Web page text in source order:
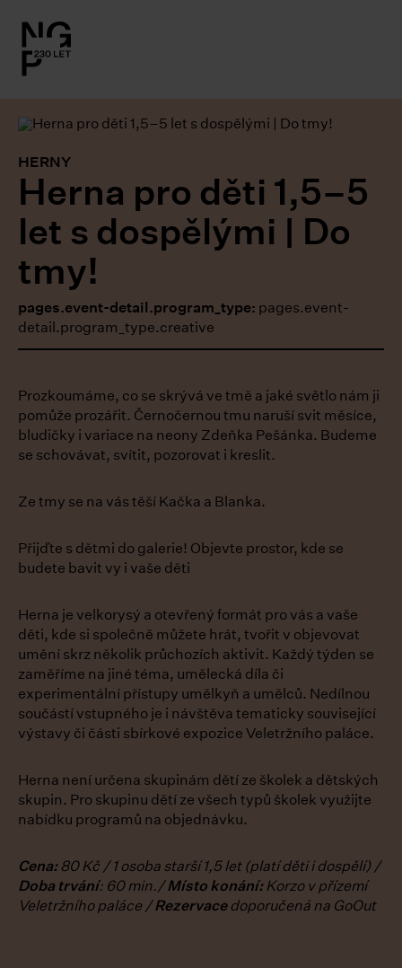
HERNY
Herna pro děti 1,5–5
let s dospělými | Do
tmy!
pages.event-detail.program_type: pages.event-
detail.program_type.creative
Prozkoumáme, co se skrývá ve tmě a jaké světlo nám ji
pomůže prozářit. Černočernou tmu naruší svit měsíce,
bludičky i variace na neony Zdeňka Pešánka. Budeme
se schovávat, svítit, pozorovat i kreslit.
Ze tmy se na vás těší Kačka a Blanka.
Přijďte s dětmi do galerie! Objevte prostor, kde se
budete bavit vy i vaše děti
Herna je velkorysý a otevřený formát pro vás a vaše
děti, kde si společně můžete hrát, tvořit v objevovat
umění skrz několik průchozích aktivit. Každý týden se
zaměříme na jiné téma, umělecká díla či
experimentální přístupy umělkyň a umělců. Nedílnou
součástí vstupného je i návštěva tematicky související
výstavy či části sbírkové expozice Veletržního paláce.
Herna není určena skupinám dětí ze školek a dětských
skupin. Pro skupinu dětí ze všech typů školek využijte
nabídku programů na objednávku.
Cena:80 Kč / 1 osoba starší 1,5 let (platí děti i dospělí) /
Doba trvání: 60 min./Místo konání:Korzo v přízemí
Veletržního paláce /Rezervace doporučená na GoOut